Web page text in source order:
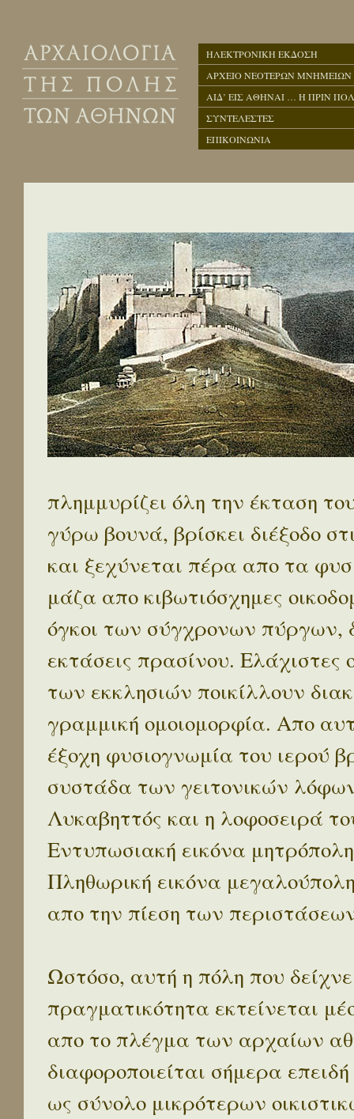
ΗΛΕΚΤΡΟΝΙΚΗ ΕΚΔΟΣΗ
ΑΡΧΕΙΟ ΝΕΟΤΕΡΩΝ ΜΝΗΜΕΙΩΝ
ΑΙΔ’ ΕΙΣ ΑΘΗΝΑΙ … Η ΠΡΙΝ
ΣΥΝΤΕΛΕΣΤΕΣ
ΕΠΙΚΟΙΝΩΝΙΑ
πλημμυρίζει όλη την έκταση
γύρω βουνά, βρίσκει διέξοδο
και ξεχύνεται πέρα απο τα
μάζα απο κιβωτιόσχημες
όγκοι των σύγχρονων πύργων,
εκτάσεις πρασίνου.
των εκκλησιών ποικίλλουν
γραμμική ομοιομορφία. Απο
έξοχη φυσιογνωμία του ιερού
συστάδα των γειτονικών
Λυκαβηττός και η λοφοσειρά
Εντυπωσιακή εικόνα
Πληθωρική εικόνα
απο την πίεση των
Ωστόσο, αυτή η πόλη που
πραγματικότητα εκτείνεται
απο το πλέγμα των αρχαίων
διαφοροποιείται σήμερα
ως σύνολο μικρότερων